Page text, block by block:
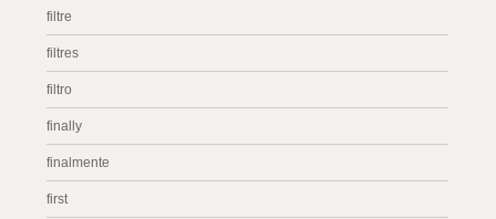
filtre
filtres
filtro
finally
finalmente
first